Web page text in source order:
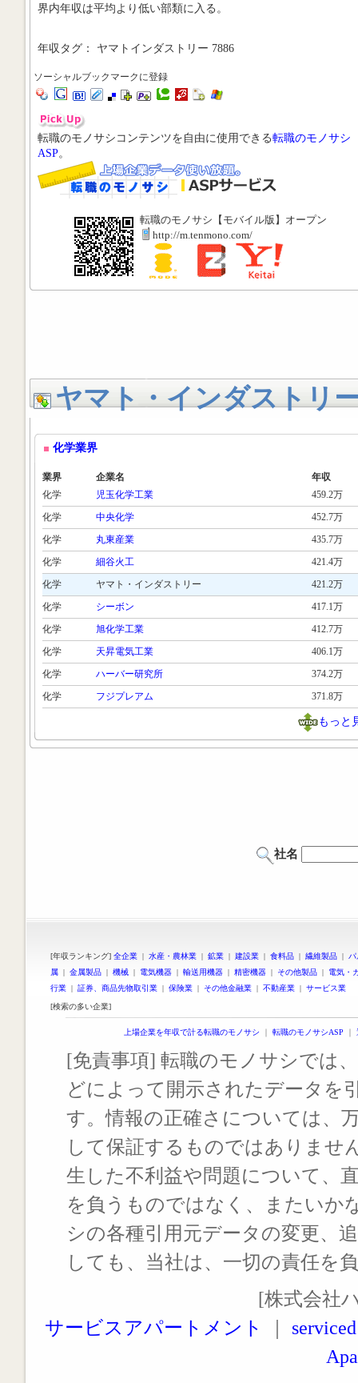
界内年収は平均より低い部類に入る。
年収タグ： ヤマトインダストリー 7886
ソーシャルブックマークに登録
転職のモノサシコンテンツを自由に使用できる転職のモノサシ
ASP。
転職のモノサシ【モバイル版】オープン
http://m.tenmono.com/
ヤマト・インダストリ
化学業界
業界 企業名
年収
化学
児玉化学工業
459.2万
化学
中央化学
452.7万
化学
丸東産業
435.7万
化学
細谷火工
421.4万
化学
ヤマト・インダストリー
421.2万
化学
シーボン
417.1万
化学
旭化学工業
412.7万
化学
天昇電気工業
406.1万
化学
ハーバー研究所
374.2万
化学
フジプレアム 371.8万
もっと
社名
[年収ランキング] 全企業 | 水産・農林業 | 鉱業 | 建設業 | 食料品 | 繊維製品 |
属 | 金属製品 | 機械 | 電気機器 | 輸送用機器 | 精密機器 | その他製品 | 電気・
行業 | 証券、商品先物取引業 | 保険業 | その他金融業 | 不動産業 | サービス業
[検索の多い企業]
上場企業を年収で計る転職のモノサシ ｜ 転職のモノサシASP ｜
[免責事項] 転職のモノサシでは
どによって開示されたデータを
す。情報の正確さについては、
して保証するものではありませ
生した不利益や問題について、
を負うものではなく、またいか
シの各種引用元データの変更、
しても、当社は、一切の責任を
[株式会社
サービスアパートメント